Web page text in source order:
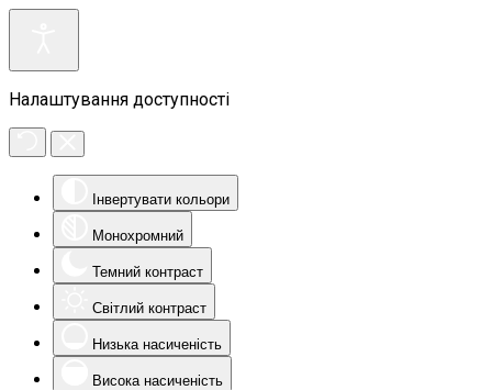
Налаштування доступності
Інвертувати кольори
Монохромний
Темний контраст
Світлий контраст
Низька насиченість
Висока насиченість